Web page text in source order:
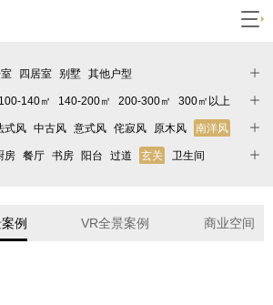
四居室 别墅 其他户型
100-140㎡ 140-200㎡ 200-300㎡ 300㎡以上
式风 中古风 意式风 侘寂风 原木风
南洋风
式 美式 北欧 地中海 奶油风 新中式
房 餐厅 书房 阳台 过道 玄关
卫生间
例 VR全景案例 商业空间